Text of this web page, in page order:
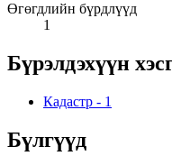
Өгөгдлийн бүрдлүүд
1
Бүрэлдэхүүн
Кадастр - 1
Бүлгүүд